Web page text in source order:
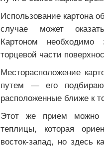
Использование картона
случае может
Картоном необходимо
торцевой части
Месторасположение
путем — его
расположенные ближе к
Этот же прием можно
теплицы, которая
восток-запад, но здесь